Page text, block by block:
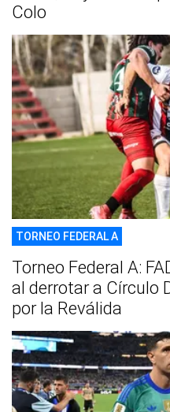
Colo
TORNEO FEDERAL A
Torneo Federal A:
al derrotar a Círculo
por la Reválida